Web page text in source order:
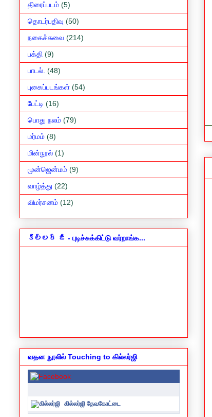
திரைப்படம் (5)
தொடர்பதிவு (50)
நகைச்சுவை (214)
பக்தி (9)
பாடல். (48)
புகைப்படங்கள் (54)
பேட்டி (16)
பொது நலம் (79)
மர்மம் (8)
மின்நூல் (1)
முன்ஜென்மம் (9)
வாழ்த்து (22)
விமர்சனம் (12)
కిల్లర్ జి - புடிச்சுக்கிட்டு வர்றாங்க...
வதன நூலில் Touching to கில்லர்ஜி
கில்லர்ஜி தேவகோட்டை